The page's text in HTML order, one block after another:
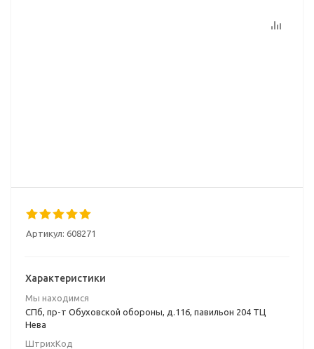
Артикул: 608271
Характеристики
Мы находимся
СПб, пр-т Обуховской обороны, д.116, павильон 204 ТЦ
Нева
ШтрихКод